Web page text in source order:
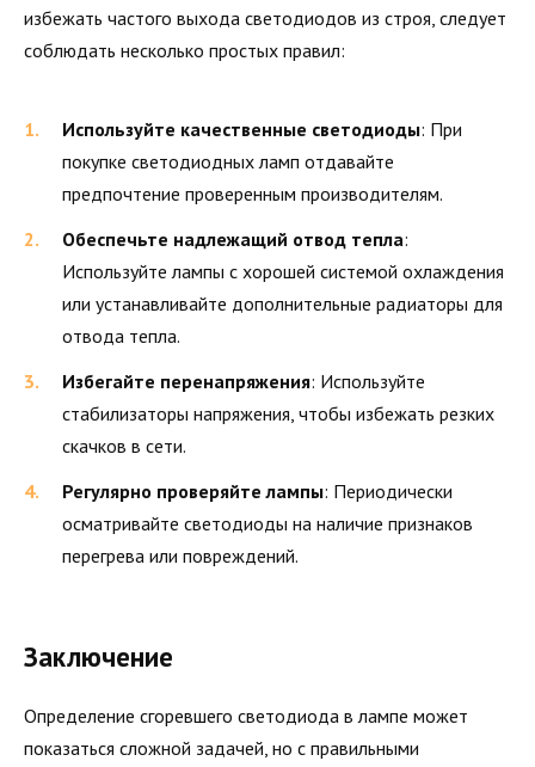
избежать частого выхода светодиодов из строя, следует
соблюдать несколько простых правил:
Используйте качественные светодиоды: При
покупке светодиодных ламп отдавайте
предпочтение проверенным производителям.
Обеспечьте надлежащий отвод тепла:
Используйте лампы с хорошей системой охлаждения
или устанавливайте дополнительные радиаторы для
отвода тепла.
Избегайте перенапряжения: Используйте
стабилизаторы напряжения, чтобы избежать резких
скачков в сети.
Регулярно проверяйте лампы: Периодически
осматривайте светодиоды на наличие признаков
перегрева или повреждений.
Заключение
Определение сгоревшего светодиода в лампе может
показаться сложной задачей, но с правильными